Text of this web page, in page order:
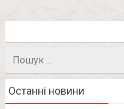
Останні новини